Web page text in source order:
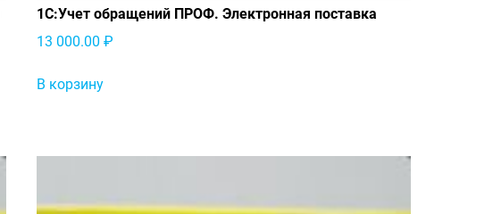
1С:Учет обращений ПРОФ. Электронная поставка
13 000.00₽
В корзину